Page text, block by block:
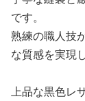
です。
熟練の職人技
な質感を実現
上品な黒色レ